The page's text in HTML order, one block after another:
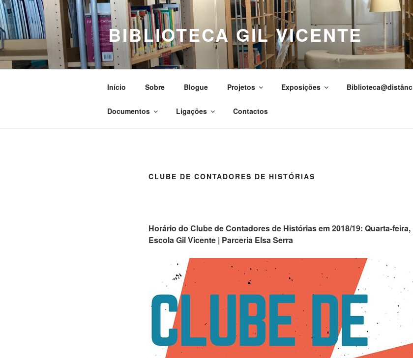
Saltar
para
o
conteúdo
BIBLIOTECA GIL VICENTE
Início Sobre Blogue Projetos Exposições
Documentos Ligações Contactos
CLUBE DE CONTADORES DE HISTÓRIAS
Horário do Clube de Contadores de Histórias em 2018/19: Quarta-
Escola Gil Vicente | Parceria Elsa Serra